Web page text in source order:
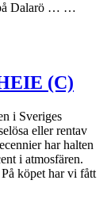
på Dalarö … …
(C)
i Sveriges
eller rentav
har halten
i atmosfären.
köpet har vi fått